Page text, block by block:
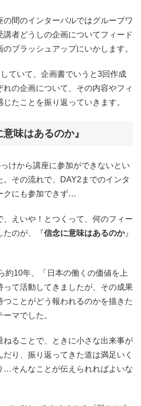
間のインターバルではグループワ
講者どうしの企画についてフィード
ブラッシュアップにいかします。
ていて、企画書でいうと3回作成
れの企画について、その内容やフィ
たことを振り返っていきます。
味はあるのか』
けから講座に参加ができないとい
。その流れで、DAY2までのインタ
クにも参加できず…
、えいや！とつくって、何のフィー
たのが、『信念に意味はあるのか』
約10年、「日本の働くの価値を上
って活動してきましたが、その成果
つことがどう報われるのかを描きた
マでした。
ねることで、ときに小さな出来事が
り、振り返ってきた道は満足いく
…そんなことが伝えられればよいな